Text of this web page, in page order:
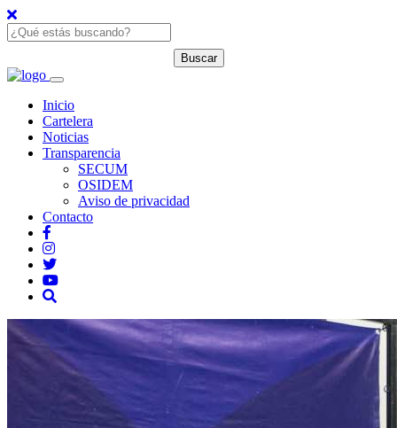
Inicio
Cartelera
Noticias
Transparencia
SECUM
OSIDEM
Aviso de privacidad
Contacto